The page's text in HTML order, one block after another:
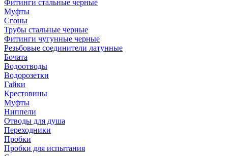
Фитинги стальные черные
Муфты
Сгоны
Трубы стальные черные
Фитинги чугунные черные
Резьбовые соединители латунные
Бочата
Водоотводы
Водорозетки
Гайки
Крестовины
Муфты
Ниппели
Отводы для душа
Переходники
Пробки
Пробки для испытания